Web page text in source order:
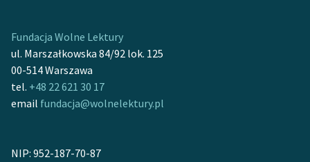
Fundacja Wolne Lektury
ul. Marszałkowska 84/92 lok. 125
00-514 Warszawa
tel. +48 22 621 30 17
email fundacja@wolnelektury.pl
NIP: 952-187-70-87